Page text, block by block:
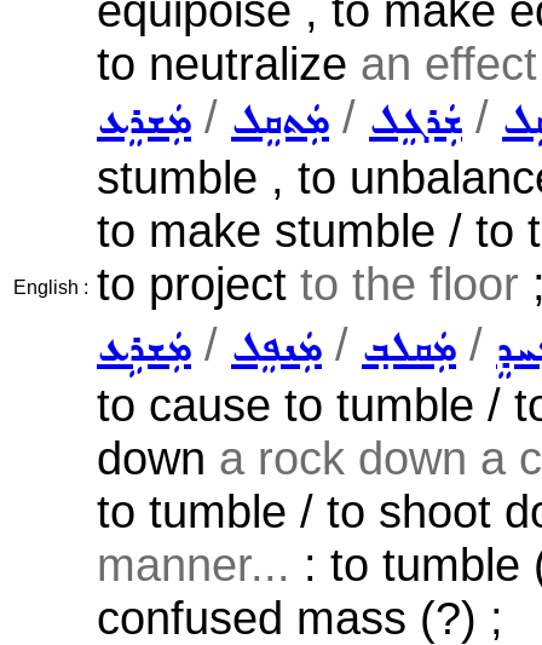
English :
to neutralize an
ܡܲܫܪܸܥ / ܡܲܬܩܸܠ / ܫܲܪܓܸܠ /
stumble , to
to make stumble / to
to project to the floor
ܡܲܫܪܹܥ / ܡܲܢܦܸܠ / ܡܲܩܠܒ݂ /
to cause to tumble /
down a rock down a
to tumble / to shoot
manner... : to tumble
confused mass (?) ;